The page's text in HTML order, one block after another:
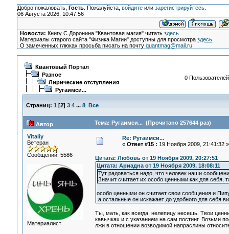
Добро пожаловать, Гость. Пожалуйста, войдитеили зарегистрируйтесь.
06 Августа 2026, 10:47:56
Новости: Книгу С.Доронина "Квантовая магия" читатьздесь
Материалы старого сайта "Физика Магии" доступны для просмотраздесь
О замеченных глюках просьба писать на почтуquantmag@mail.ru
Квантовый Портал
Разное
Лирические отступления
Ругаимси...
0
Страниц: 1 [2] 3 4 ... 8 Все
Автор Тема: Ругаимси... (Прочитано 257644 раз)
Vitaliy
Ветеран
Сообщений: 5586
Материалист
Re: Ругаимси...
« Ответ #15 : 19 Ноября 2009, 21:41:32 »
Цитата: Любовь от 19 Ноября 2009, 20:27:51
Цитата: Ариадна от 19 Ноября 2009, 18:08:11
Тут радоваться надо, что человек наши
Значит считает их особо ценными как для себя,
особо ценными он считает свои сообщения и
а остальные он искажает до удобного для себя
Ты, мать, как всегда, нелепицу несешь. Твои
кавычках и с указанием на сам постинг. Возьми
лжи в отношении возводимой напраслины